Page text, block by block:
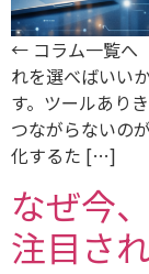
← コラム一覧へ
れを選べばいい
す。ツールあり
つながらないの
化するた […]
なぜ今
注目さ